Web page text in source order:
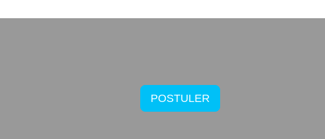
POSTULER